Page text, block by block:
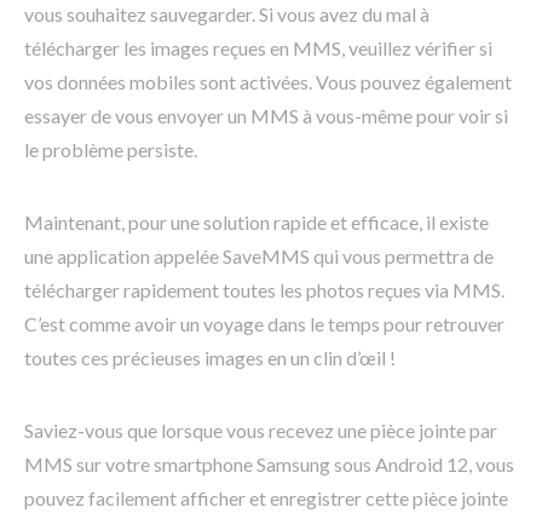
vous souhaitez sauvegarder. Si vous avez du mal à
télécharger les images reçues en MMS, veuillez vérifier si
vos données mobiles sont activées. Vous pouvez également
essayer de vous envoyer un MMS à vous-même pour voir si
le problème persiste.
Maintenant, pour une solution rapide et efficace, il existe
une application appelée SaveMMS qui vous permettra de
télécharger rapidement toutes les photos reçues via MMS.
C’est comme avoir un voyage dans le temps pour retrouver
toutes ces précieuses images en un clin d’œil !
Saviez-vous que lorsque vous recevez une pièce jointe par
MMS sur votre smartphone Samsung sous Android 12, vous
pouvez facilement afficher et enregistrer cette pièce jointe